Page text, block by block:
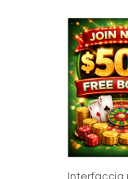
Interfaccia